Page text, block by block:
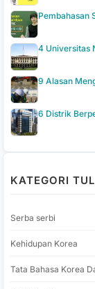
Pembahasan
4 Universitas
9 Alasan
6 Distrik
KATEGORI
Serba serbi
Kehidupan Korea
Tata Bahasa Korea